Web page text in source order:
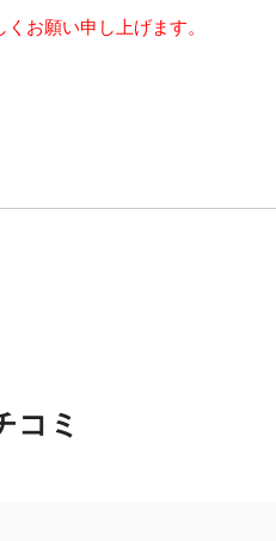
お願い申し上げます。
コミ